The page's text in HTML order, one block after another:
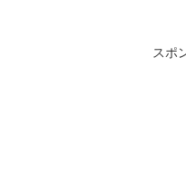
スポ